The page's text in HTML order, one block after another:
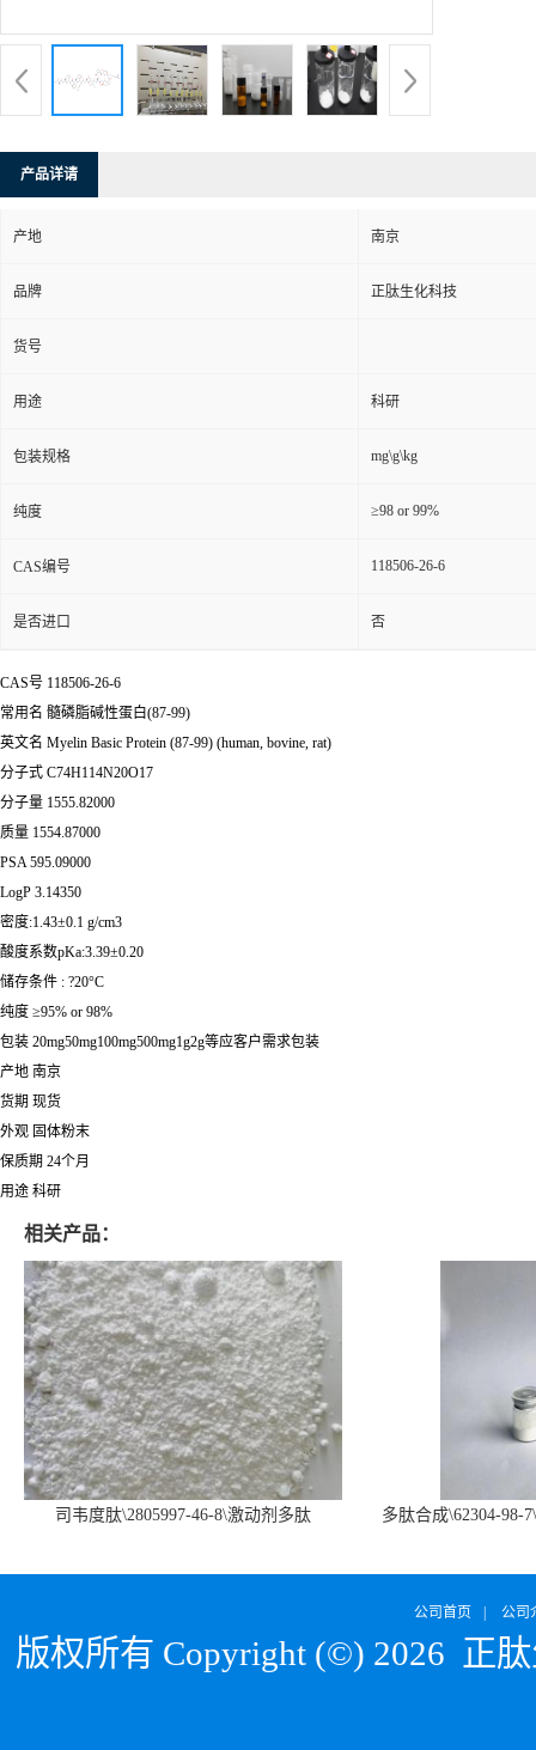
产品详请
产地 南京
品牌 正肽生化科技
货号
用途 科研
包装规格 mg\g\kg
纯度 ≥98 or 99%
CAS编号 118506-26-6
是否进口 否
CAS号 118506-26-6
常用名 髓磷脂碱性蛋白(87-99)
英文名 Myelin Basic Protein (87-99) (human, bovine, rat)
分子式 C74H114N20O17
分子量 1555.82000
质量 1554.87000
PSA 595.09000
LogP 3.14350
密度:1.43±0.1 g/cm3
酸度系数pKa:3.39±0.20
储存条件 : ?20°C
纯度 ≥95% or 98%
包装 20mg50mg100mg500mg1g2g等应客户需求包装
产地 南京
货期 现货
外观 固体粉末
保质期 24个月
用途 科研
相关产品：
司韦度肽\2805997-46-8\激动剂多肽
多肽合成\62304-98-
公司首页 公司
版权所有 Copyright (©) 2026 正